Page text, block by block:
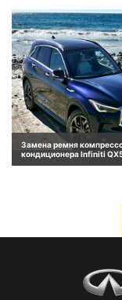
Замена ремня
кондиционера Infiniti